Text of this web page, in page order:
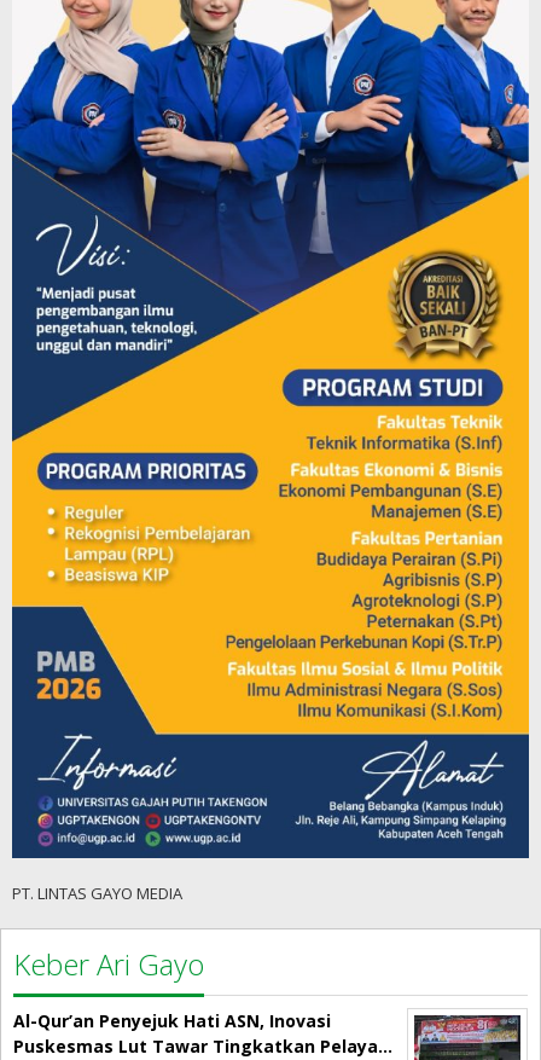
PT. LINTAS GAYO MEDIA
Keber Ari Gayo
Al-Qur’an Penyejuk Hati ASN, Inovasi
Puskesmas Lut Tawar Tingkatkan Pelaya…